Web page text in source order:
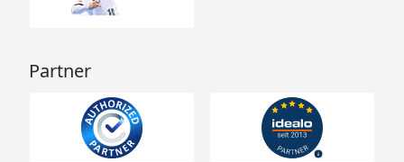
Partner